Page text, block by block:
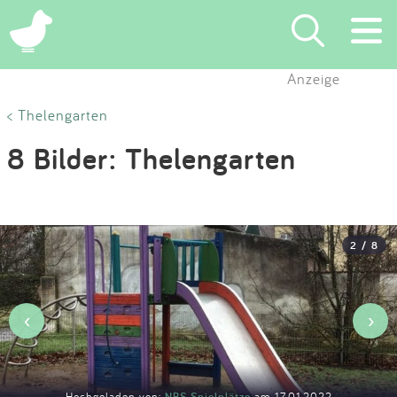
×
Eintragen
Blog
Partner
Kontakt
Anzeige
< Thelengarten
8 Bilder: Thelengarten
2 / 8
‹ ›